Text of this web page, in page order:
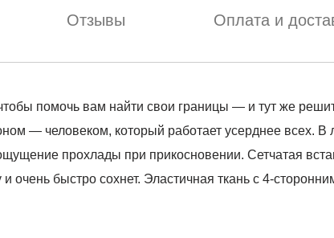
Отзывы Оплата и
помочь вам найти свои границы — и тут же
— человеком, который работает усерднее всех. В
прохлады при прикосновении. Сетчатая
очень быстро сохнет. Эластичная ткань с 4-